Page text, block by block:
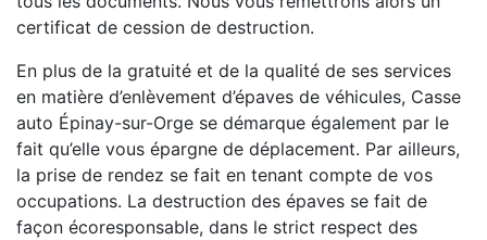
certificat de cession de destruction.
En plus de la gratuité et de la qualité de ses services
en matière d’enlèvement d’épaves de véhicules, Casse
auto Épinay-sur-Orge se démarque également par le
fait qu’elle vous épargne de déplacement. Par ailleurs,
la prise de rendez se fait en tenant compte de vos
occupations. La destruction des épaves se fait de
façon écoresponsable, dans le strict respect des